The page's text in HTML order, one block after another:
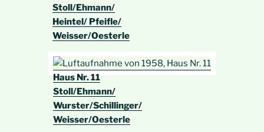
Stoll/Ehmann/
Heintel/ Pfeifle/
Weisser/Oesterle
Haus Nr. 11
Stoll/Ehmann/
Wurster/Schillinger/
Weisser/Oesterle